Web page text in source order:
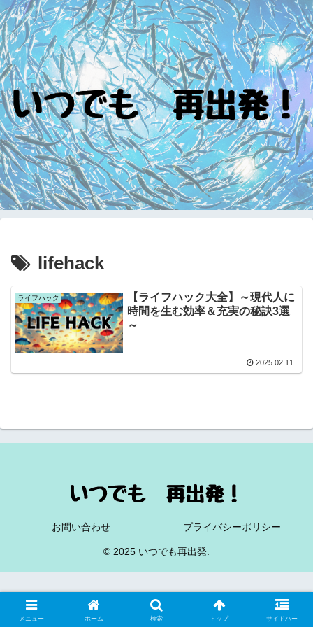
lifehack
ライフハック
【ライフハック大全】～現代人に
時間を生む効率＆充実の秘訣3選
～
2025.02.11
お問い合わせ プライバシーポリシー
© 2025 いつでも再出発.
メニュー ホーム 検索 トップ サイドバー